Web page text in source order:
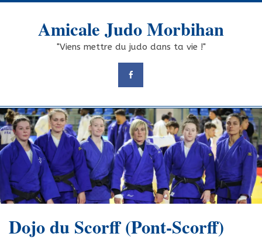
Skip
Amicale Judo Morbihan
"Viens mettre du judo dans ta vie !"
Dojo du Scorff (Pont-Scorff)